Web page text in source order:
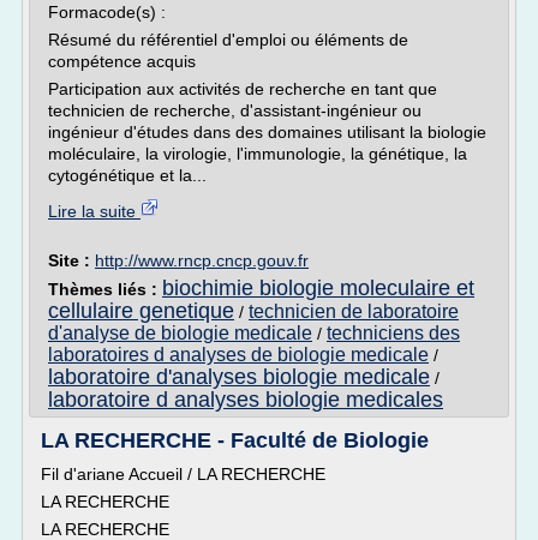
Formacode(s) :
Résumé du référentiel d'emploi ou éléments de
compétence acquis
Participation aux activités de recherche en tant que
technicien de recherche, d'assistant-ingénieur ou
ingénieur d'études dans des domaines utilisant la biologie
moléculaire, la virologie, l'immunologie, la génétique, la
cytogénétique et la...
Lire la suite
Site : http://www.rncp.cncp.gouv.fr
Thèmes liés : biochimie biologie moleculaire et
cellulaire genetique / technicien de laboratoire
d'analyse de biologie medicale / techniciens des
laboratoires d analyses de biologie medicale /
laboratoire d'analyses biologie medicale /
laboratoire d analyses biologie medicales
LA RECHERCHE - Faculté de Biologie
Fil d'ariane Accueil / LA RECHERCHE
LA RECHERCHE
LA RECHERCHE